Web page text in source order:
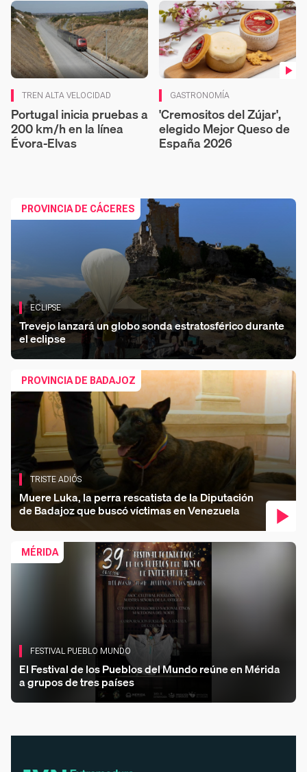
TREN ALTA VELOCIDAD
Portugal inicia pruebas a
200 km/h en la línea
Évora-Elvas
GASTRONOMÍA
'Cremositos del Zújar',
elegido Mejor Queso de
España 2026
PROVINCIA DE CÁCERES
ECLIPSE
Trevejo lanzará un globo sonda estratosférico durante
el eclipse
PROVINCIA DE BADAJOZ
TRISTE ADIÓS
Muere Luka, la perra rescatista de la Diputación
de Badajoz que buscó víctimas en Venezuela
MÉRIDA
FESTIVAL PUEBLO MUNDO
El Festival de los Pueblos del Mundo reúne en Mérida
a grupos de tres países